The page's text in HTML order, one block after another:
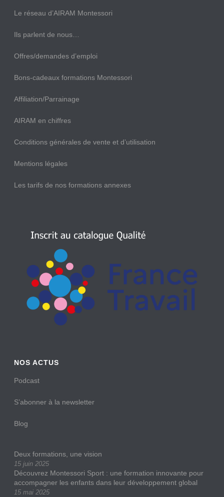
Le réseau d’AIRAM Montessori
Ils parlent de nous…
Offres/demandes d’emploi
Bons-cadeaux formations Montessori
Affiliation/Parrainage
AIRAM en chiffres
Conditions générales de vente et d’utilisation
Mentions légales
Les tarifs de nos formations annexes
NOS ACTUS
Podcast
S’abonner à la newsletter
Blog
Deux formations, une vision
15 juin 2025
Découvrez Montessori Sport : une formation innovante pour
accompagner les enfants dans leur développement global
15 mai 2025